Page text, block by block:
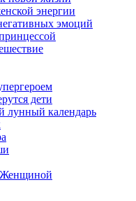
энергии
эмоций
дети
календарь
Женщиной